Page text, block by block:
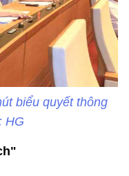
biểu quyết thông
HG